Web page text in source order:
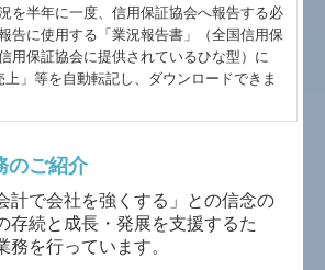
る勧誘方針
を半年に一度、信用保証協会へ報告する必
告に使用する「業況報告書」（全国信用保
用保証協会に提供されているひな型）に
上」等を自動転記し、ダウンロードできま
のご紹介
計で会社を強くする」との信念の
存続と成長・発展を支援するた
務を行っています。